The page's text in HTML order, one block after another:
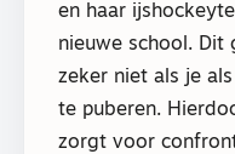
en haar
nieuwe school. Dit
zeker niet als je
te puberen.
zorgt voor